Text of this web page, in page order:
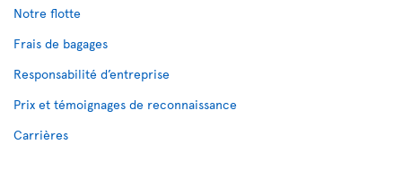
Notre flotte
Frais de bagages
Responsabilité d’entreprise
Prix et témoignages de reconnaissance
Carrières